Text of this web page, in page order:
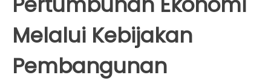
Melalui Kebijakan
Pembangunan